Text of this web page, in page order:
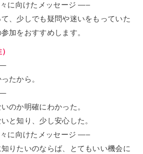
に向けたメッセージ —–
、少しでも疑問や迷いをもっていた
加をおすすめします。
たから。
のか明確にわかった。
と知り、少し安心した。
に向けたメッセージ —–
りたいのならば、とてもいい機会に